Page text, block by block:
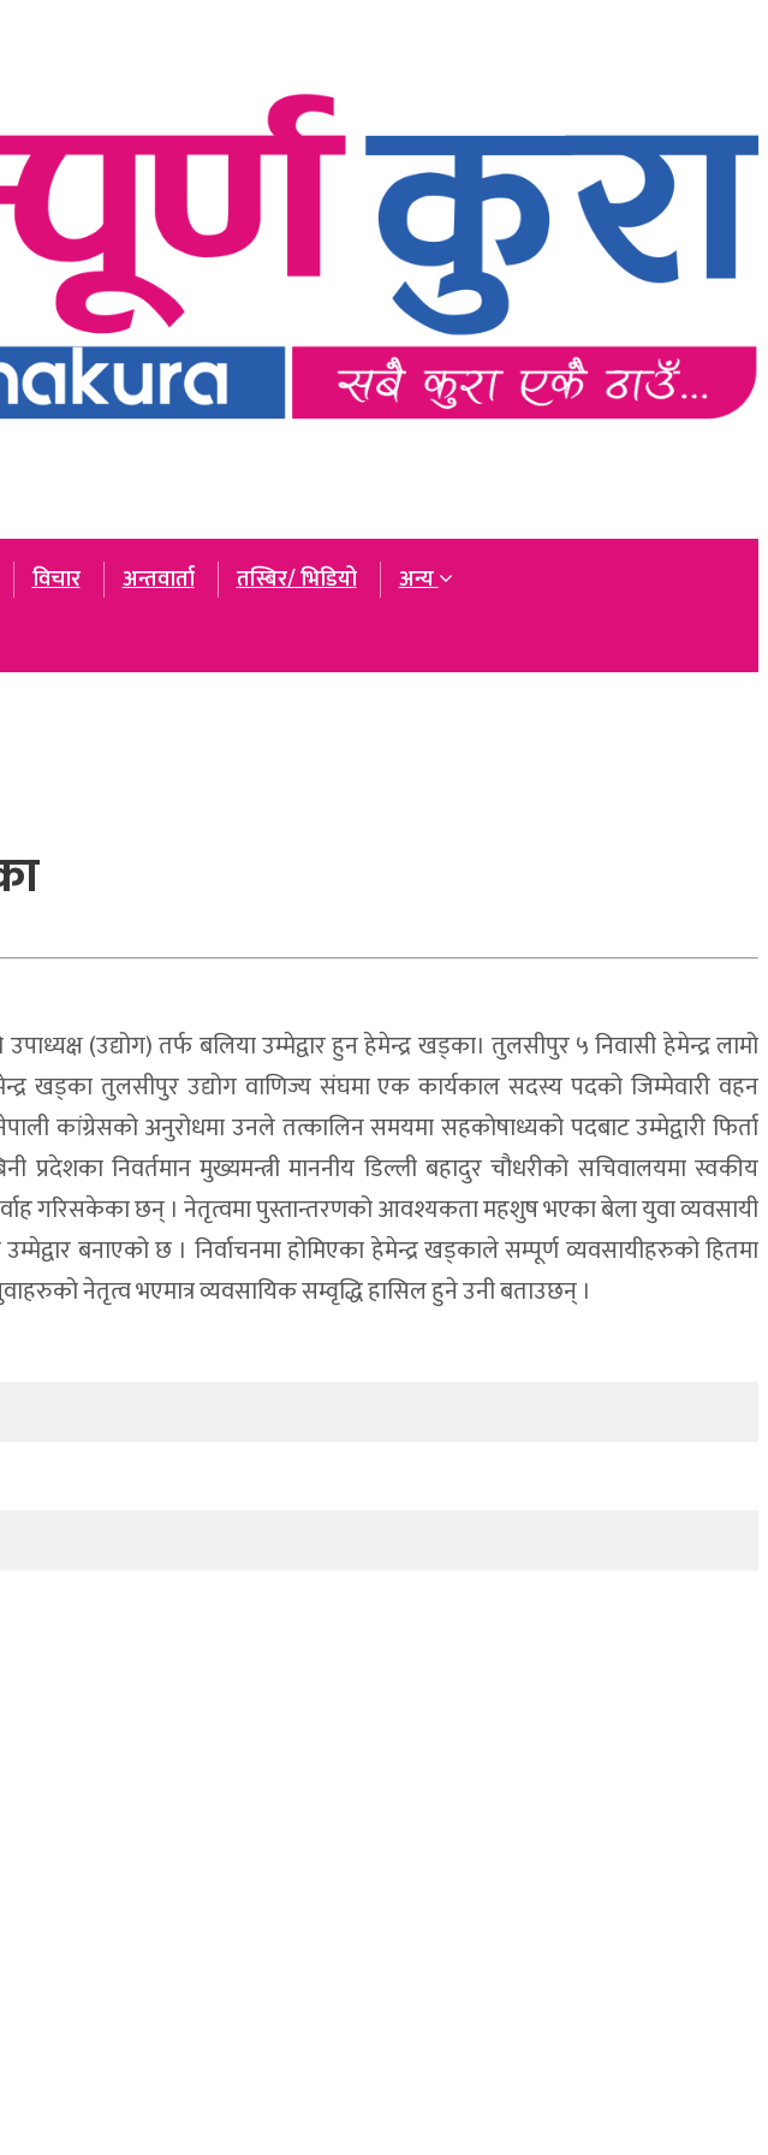
विचार अन्तवार्ता तस्बिर/ भिडियो अन्य
(उद्योग) तर्फ बलिया उम्मेद्वार हुन हेमेन्द्र खड्का। तुलसीपुर ५ निवासी हेमेन्द्र लामो
तुलसीपुर उद्योग वाणिज्य संघमा एक कार्यकाल सदस्य पदको जिम्मेवारी वहन
कांग्रेसको अनुरोधमा उनले तत्कालिन समयमा सहकोषाध्यको पदबाट उम्मेद्वारी फिर्ता
निवर्तमान मुख्यमन्त्री माननीय डिल्ली बहादुर चौधरीको सचिवालयमा स्वकीय
गरिसकेका छन् । नेतृत्वमा पुस्तान्तरणको आवश्यकता महशुष भएका बेला युवा व्यवसायी
बनाएको छ । निर्वाचनमा होमिएका हेमेन्द्र खड्काले सम्पूर्ण व्यवसायीहरुको हितमा
नेतृत्व भएमात्र व्यवसायिक सम्वृद्धि हासिल हुने उनी बताउछन् ।